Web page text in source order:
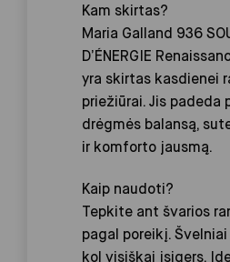
Kam skirtas?
Maria Galland 936
D’ÉNERGIE
yra skirtas kasdienei
priežiūrai. Jis padeda
drėgmės balansą,
ir komforto jausmą.
Kaip naudoti?
Tepkite ant švarios
pagal poreikį.
kol visiškai įsigers.